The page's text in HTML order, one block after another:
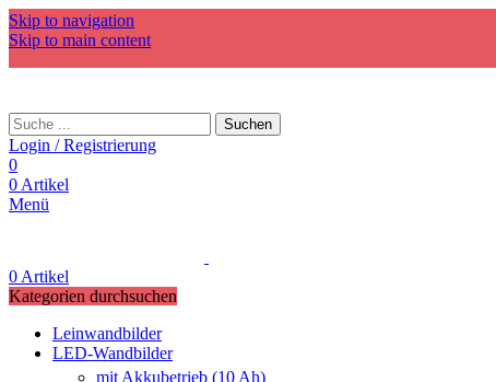
Skip to navigation
Skip to main content
Suchen
Login / Registrierung
0
0 Artikel
Menü
0 Artikel
Kategorien durchsuchen
Leinwandbilder
LED-Wandbilder
mit Akkubetrieb (10 Ah)